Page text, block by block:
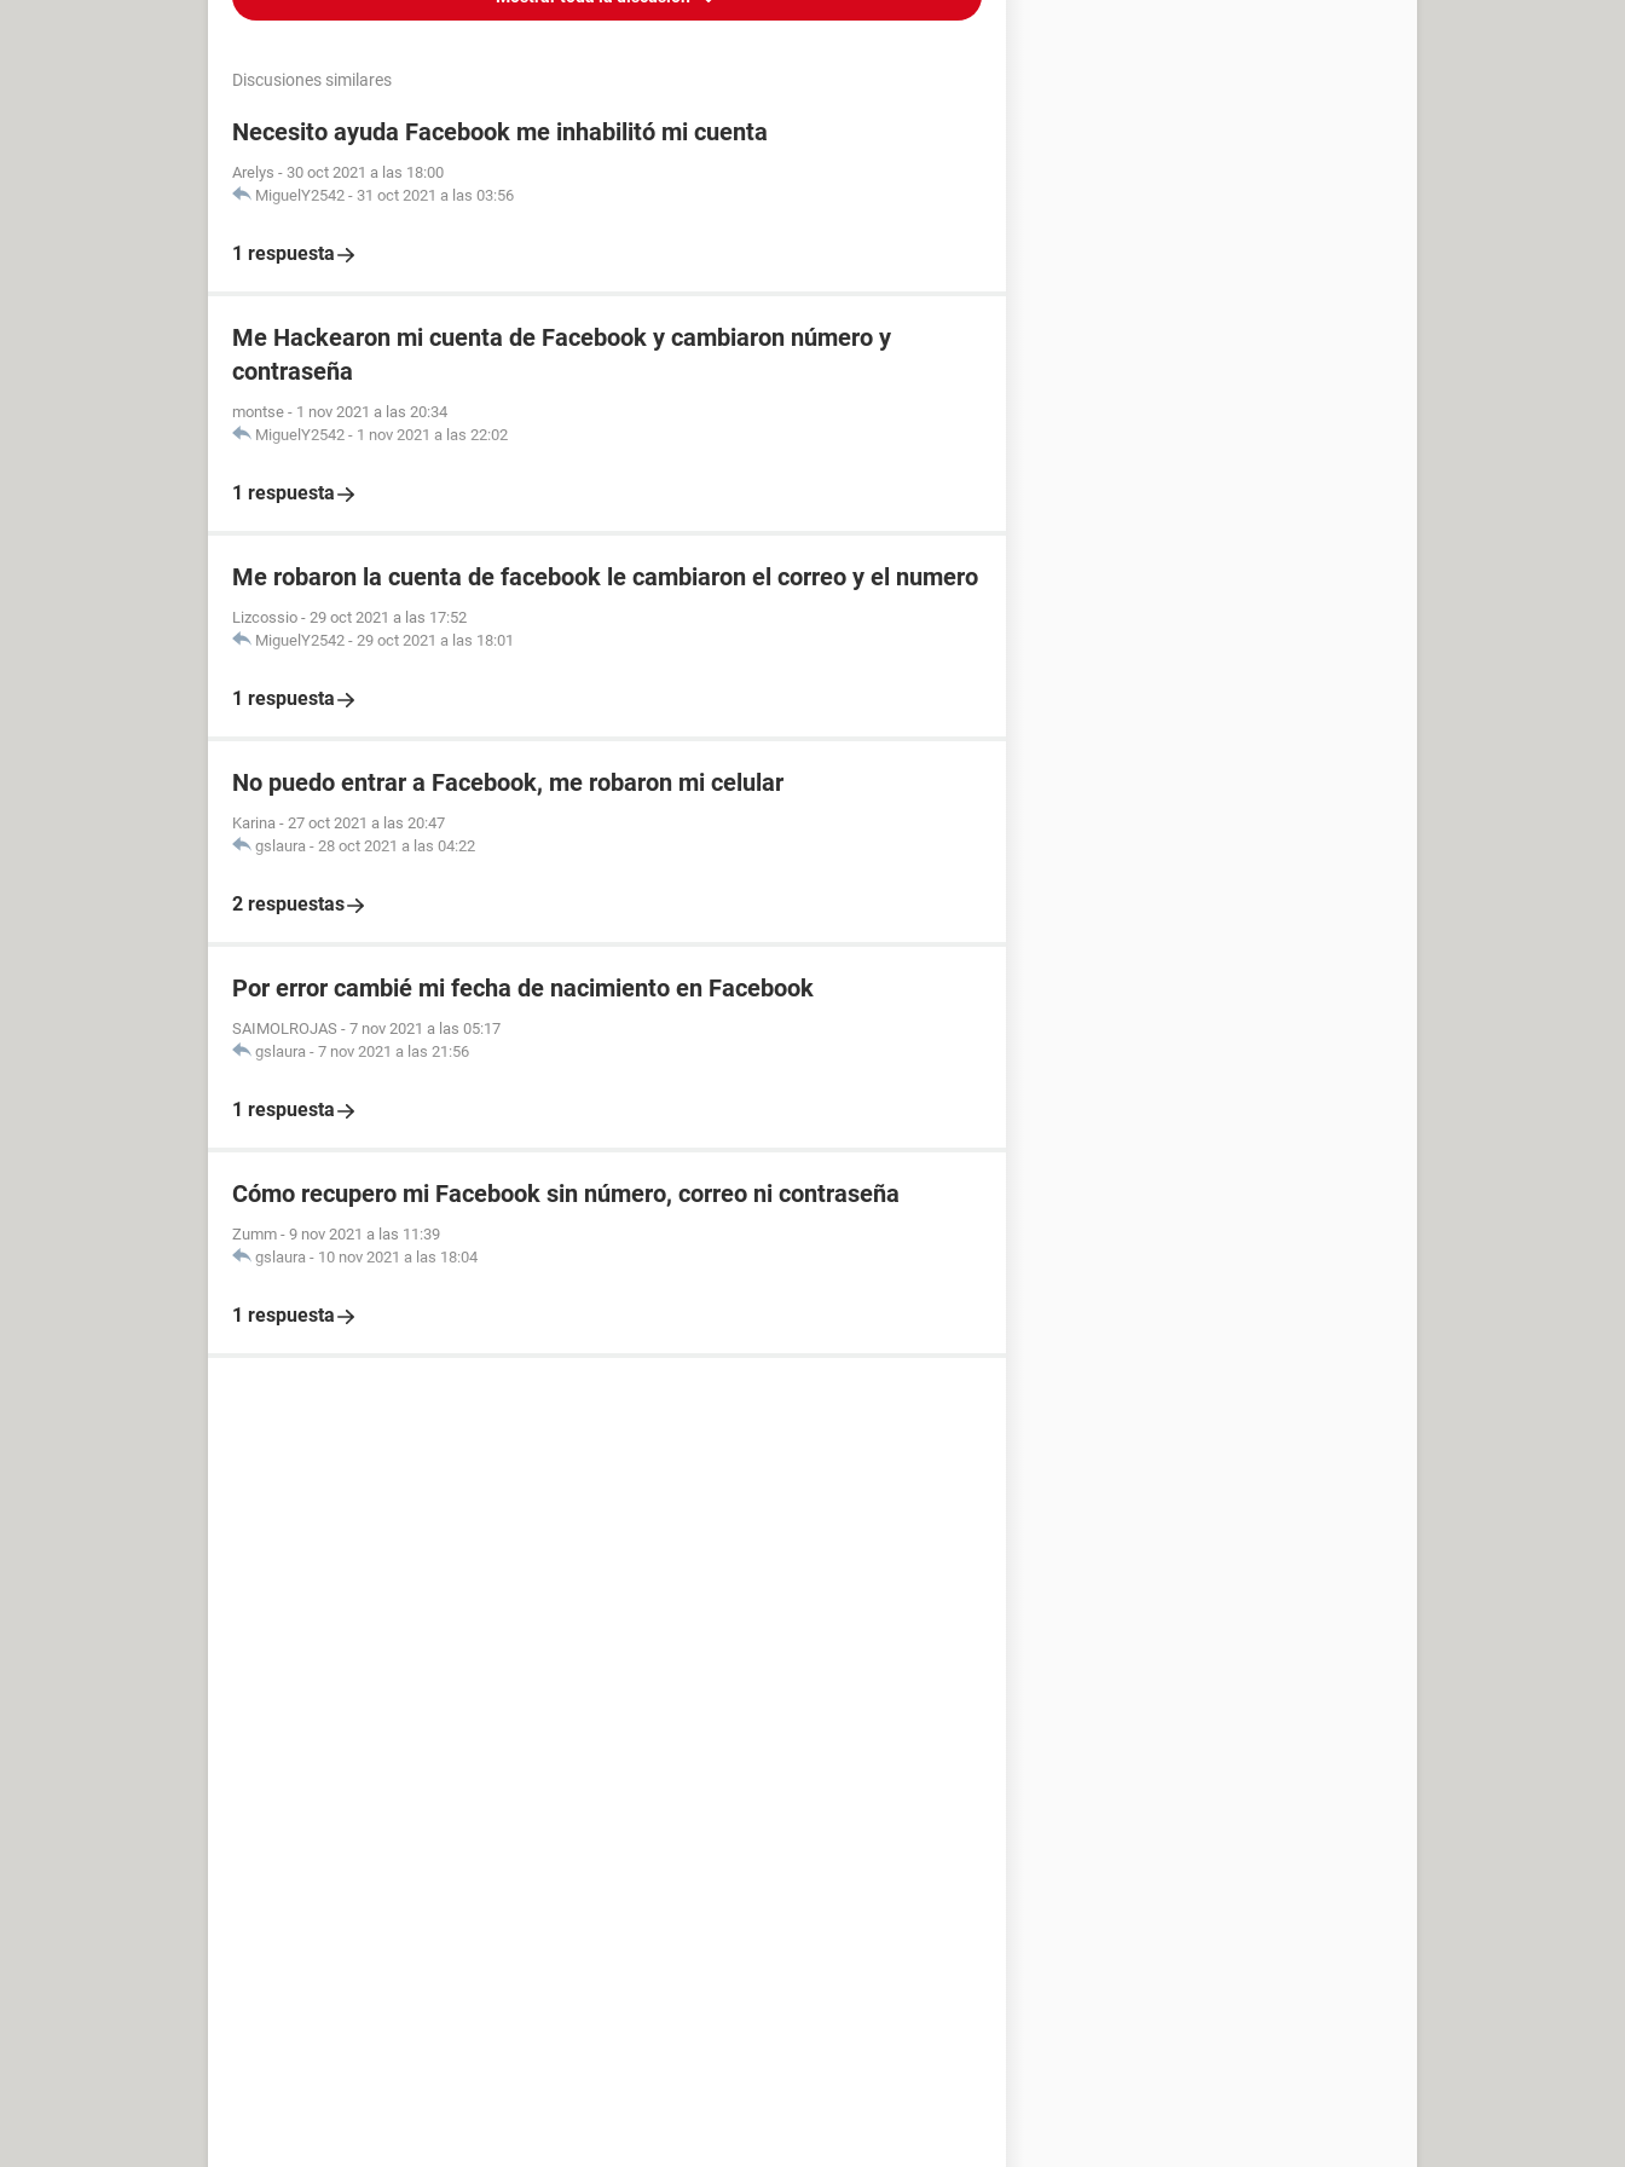
Discusiones similares
Necesito ayuda Facebook me inhabilitó mi cuenta
Arelys - 30 oct 2021 a las 18:00
MiguelY2542 - 31 oct 2021 a las 03:56
1 respuesta
Me Hackearon mi cuenta de Facebook y cambiaron número y
contraseña
montse - 1 nov 2021 a las 20:34
MiguelY2542 - 1 nov 2021 a las 22:02
1 respuesta
Me robaron la cuenta de facebook le cambiaron el correo y el numero
Lizcossio - 29 oct 2021 a las 17:52
MiguelY2542 - 29 oct 2021 a las 18:01
1 respuesta
No puedo entrar a Facebook, me robaron mi celular
Karina - 27 oct 2021 a las 20:47
gslaura - 28 oct 2021 a las 04:22
2 respuestas
Por error cambié mi fecha de nacimiento en Facebook
SAIMOLROJAS - 7 nov 2021 a las 05:17
gslaura - 7 nov 2021 a las 21:56
1 respuesta
Cómo recupero mi Facebook sin número, correo ni contraseña
Zumm - 9 nov 2021 a las 11:39
gslaura - 10 nov 2021 a las 18:04
1 respuesta